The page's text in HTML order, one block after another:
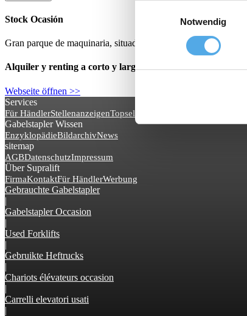
Notwendig
Stock Ocasión
Gran parque de maquinaria, situado en Lujua, con más de 150
Alquiler y renting a corto y largo plazo
Webseite öffnen >>
Services
Für HändlerStellenanzeigenTopseller
Gabelstapler Wissen
EnzyklopädieBildarchivNews
sitemap
AGBDatenschutzImpressum
Über Supralift
FirmaKontaktFür HändlerWerbung
Gebrauchte Gabelstapler
|
Gabelstapler Occasion
|
Used Forklifts
|
Gebruikte Heftrucks
|
Chariots élévateurs occasion
|
Carrelli elevatori usati
|